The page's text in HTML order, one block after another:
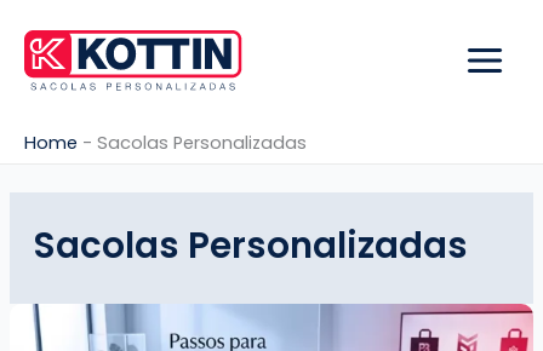
para
Home - Sacolas Personalizadas
Sacolas Personalizadas